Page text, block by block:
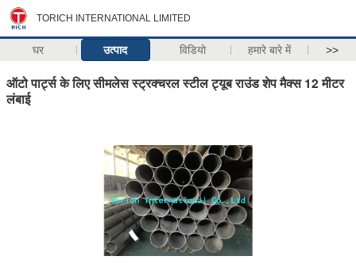
TORICH INTERNATIONAL LIMITED
घर उत्पाद विडियो हमारे बारे में >>
ऑटो पार्ट्स के लिए सीमलेस स्ट्रक्चरल स्टील ट्यूब राउंड शेप मैक्स 12 मीटर
लंबाई